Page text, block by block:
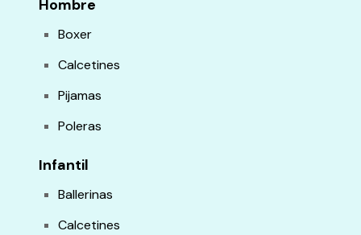
Hombre
Boxer
Calcetines
Pijamas
Poleras
Infantil
Ballerinas
Calcetines